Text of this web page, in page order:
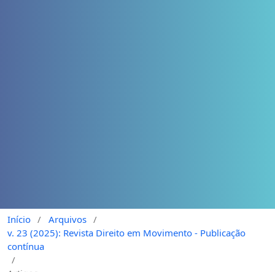
Início / Arquivos /
v. 23 (2025): Revista Direito em Movimento - Publicação
contínua
/